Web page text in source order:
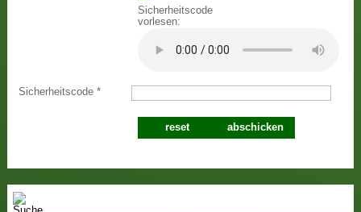
Sicherheitscode
vorlesen:
Sicherheitscode*